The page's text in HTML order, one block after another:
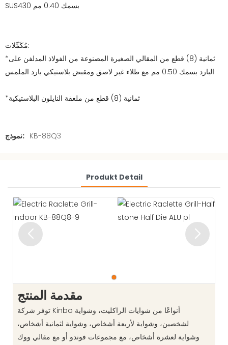
SUS430 بسمك 0.40 مم
مُكَمِّلات:
*ثمانية (8) قطع من المقالي الصغيرة المصنوعة من الفولاذ المدلفن على
البارد بسمك 0.50 مم مع طلاء غير لاصق ومقبض بلاستيكي بارد الملمس
*ثمانية (8) قطع من ملعقة النايلون البلاستيكية
نموذج: KB-88Q3
Produkt Detail
مقدمة المنتج
توفر شركة Kinbo أنواعًا من شوايات الراكليت، وشواية
لشخصين، وشواية لأربعة أشخاص، وشواية لثمانية أشخاص،
وشواية لعشرة أشخاص، مع مجموعات فوندو أو مع مقالي ووك